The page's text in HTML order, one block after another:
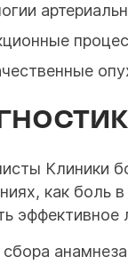
Клиники
как боль
эффективное